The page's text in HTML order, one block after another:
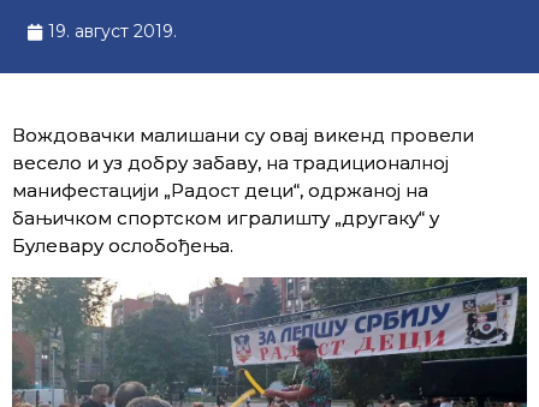
19. август 2019.
Вождовачки малишани су овај викенд провели
весело и уз добру забаву, на традиционалној
манифестацији „Радост деци“, одржаној на
бањичком спортском игралишту „другаку“ у
Булевару ослобођења.